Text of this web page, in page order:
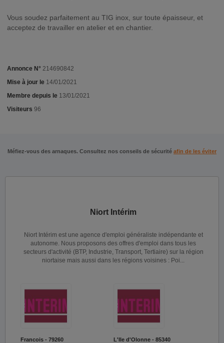
Vous soudez parfaitement au TIG inox, sur toute épaisseur, et
acceptez de travailler en atelier et en chantier.
Annonce N° 214690842
Mise à jour le 14/01/2021
Membre depuis le 13/01/2021
Visiteurs 96
Méfiez-vous des arnaques. Consultez nos conseils de sécurité afin de les éviter
Niort Intérim
Niort Intérim est une agence d'emploi généraliste indépendante et
autonome. Nous proposons des offres d'emploi dans tous les
secteurs d'activité (BTP, Industrie, Transport, Tertiaire) sur la région
niortaise mais aussi dans les régions voisines : Poi...
Francois - 79260 L'Ile d'Olonne - 85340